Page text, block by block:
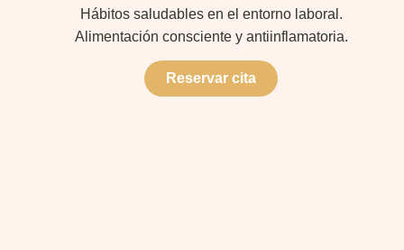
Hábitos saludables en el entorno laboral.
Alimentación consciente y antiinflamatoria.
Reservar cita